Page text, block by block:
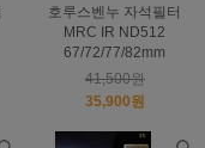
호루스벤누 자석필터
MRC IR ND512
67/72/77/82mm
41,500원
35,900원